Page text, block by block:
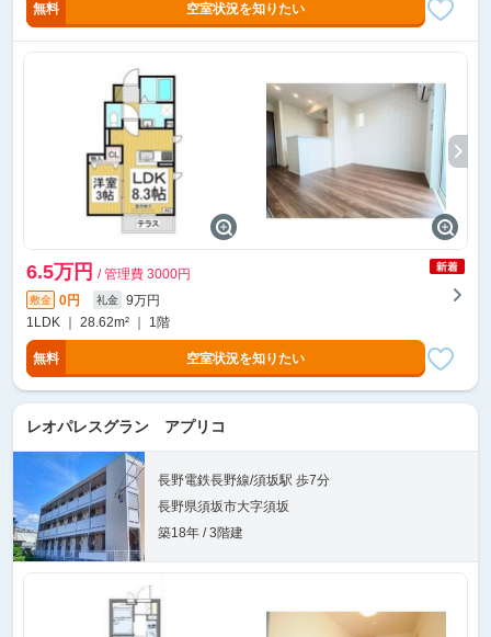
無料 空室状況を知りたい
6.5万円 / 管理費 3000円
敷金 0円 礼金
9万円
1LDK ｜ 28.62m² ｜ 1階
無料 空室状況を知りたい
レオパレスグラン アプリコ
長野電鉄長野線/須坂駅 歩7分
長野県須坂市大字須坂
築18年 / 3階建